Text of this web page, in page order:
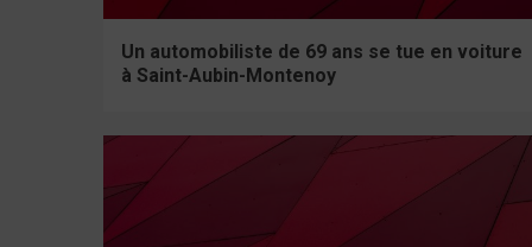
Un automobiliste de 69 ans se tue en voiture
à Saint-Aubin-Montenoy